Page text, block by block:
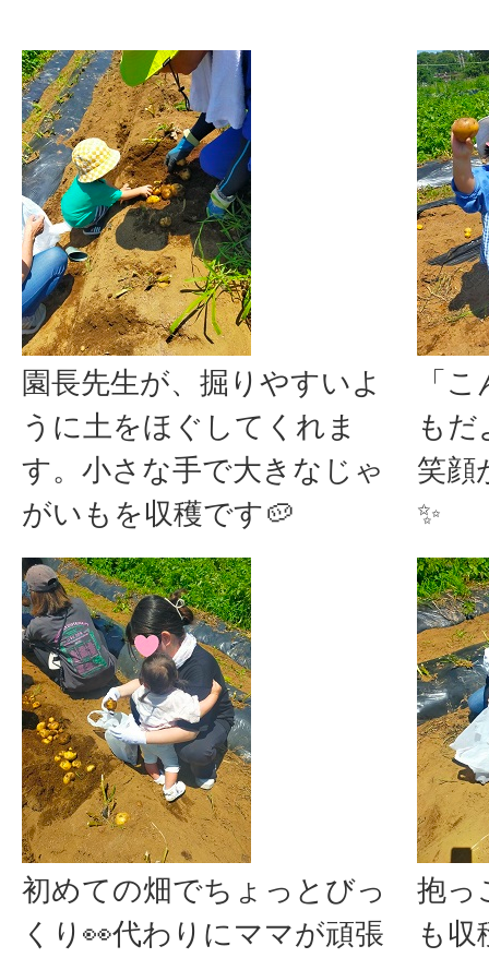
園長先生が、掘りやすいよ
うに土をほぐしてくれま
す。小さな手で大きなじゃ
がいもを収穫です🥔
「
も
笑顔
✨
初めての畑でちょっとびっ
くり👀代わりにママが頑張
抱っ
も